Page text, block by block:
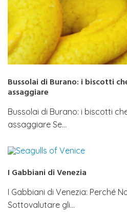
Bussolai di Burano: i biscotti
assaggiare
Bussolai di Burano: i biscotti
assaggiare Se…
I Gabbiani di Venezia
I Gabbiani di Venezia: Perché
Sottovalutare gli…